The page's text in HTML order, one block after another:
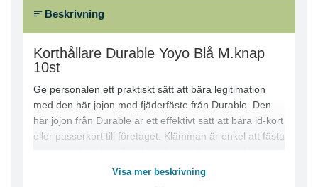
Beskrivning
Korthållare Durable Yoyo Blå M.knap
10st
Ge personalen ett praktiskt sätt att bära legitimation
med den här jojon med fjäderfäste från Durable. Den
här jojon från Durable är ett effektivt sätt att bära id-kort
eller passerkort till företaget. Klämman är enkel att fästa
det praktiska fjäderfästet. Jojon i 10-pack från Durable
Visa mer beskrivning